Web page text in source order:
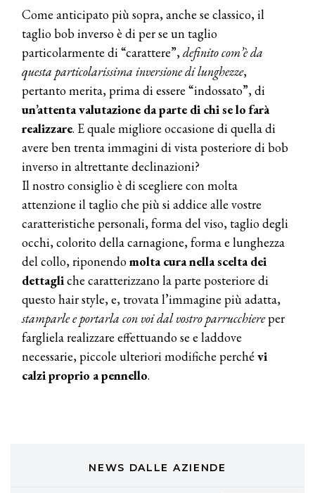
Come anticipato più sopra, anche se classico, il
taglio bob inverso è di per se un taglio
particolarmente di “carattere”,definito com’è da
questa particolarissima inversione di lunghezze,
pertanto merita, prima di essere “indossato”, di
un’attenta valutazione da parte di chi se lo farà
realizzare. E quale migliore occasione di quella di
avere ben trenta immagini di vista posteriore di bob
inverso in altrettante declinazioni?
Il nostro consiglio è di scegliere con molta
attenzione il taglio che più si addice alle vostre
caratteristiche personali, forma del viso, taglio degli
occhi, colorito della carnagione, forma e lunghezza
del collo, riponendomolta cura nella scelta dei
dettagliche caratterizzano la parte posteriore di
questo hair style, e, trovata l’immagine più adatta,
stamparle e portarla con voi dal vostro parrucchiereper
fargliela realizzare effettuando se e laddove
necessarie, piccole ulteriori modifiche perché vi
calzi proprio a pennello.
NEWS DALLE AZIENDE
COSMOPROF WORLDWIDE BOLOGNA
Cosmprof Worldwide Bologna
presenta THE BEAUTY &
WELLNESS CONGRESS 2022: I
DYSON
Dyson presenta la nuova collezione
pervinca e rosé per Natale
COTRIL
Continua la carrellata di look firmati
Cotril alla Festa del Cinema di Roma
TONI&GUY
A Natale regala una doppia
TONI&GUY “Feel Good Experience”!
TONI&GUY
LABEL.M lancia la sua innovativa ed
eco-sostenibile linea di prodotti
professionali
DAVINES
Davines presenta cofanetti beauty
WELLNESS CONGRESS 2022: I